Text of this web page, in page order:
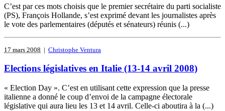
C’est par ces mots choisis que le premier secrétaire du parti socialiste
(PS), François Hollande, s’est exprimé devant les journalistes après
le vote des parlementaires (députés et sénateurs) réunis (...)
17 mars 2008 | Christophe Ventura
Elections législatives en Italie (13-14 avril 2008)
« Election Day ». C’est en utilisant cette expression que la presse
italienne a donné le coup d’envoi de la campagne électorale
législative qui aura lieu les 13 et 14 avril. Celle-ci aboutira à la (...)